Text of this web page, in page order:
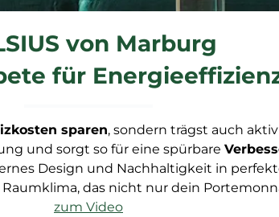
von Marburg
für
sparen, sondern trägst auch
und sorgt so für eine spürbare
Design und Nachhaltigkeit in
das nicht nur dein
zum Video